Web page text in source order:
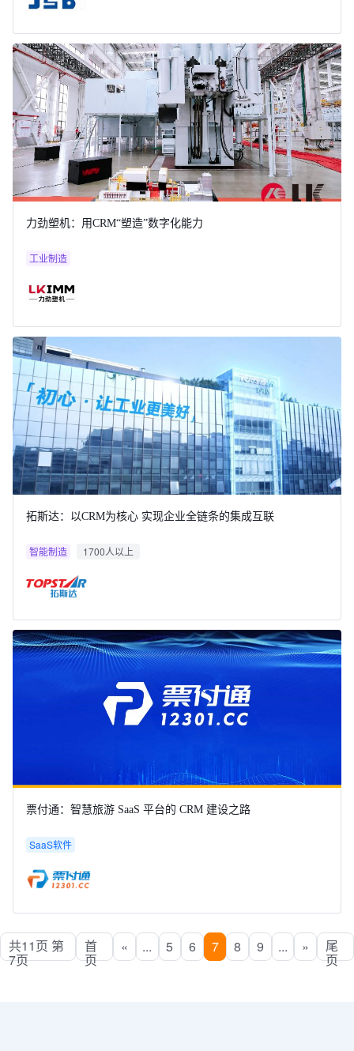
力劲塑机：用CRM“塑造”数字化能力
工业制造
拓斯达：以CRM为核心 实现企业全链条的集成互联
智能制造 1700人以上
票付通：智慧旅游 SaaS 平台的 CRM 建设之路
SaaS软件
共11页 第
7页
首
页
« ... 5 6 7 8 9 ... » 尾
页